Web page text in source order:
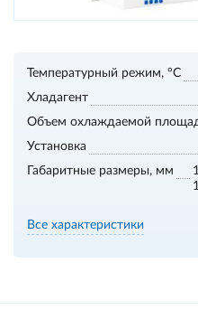
Температурный режим, °С
Хладагент
Объем охлаждаемой
Установка
Габаритные размеры, мм
Все характеристики